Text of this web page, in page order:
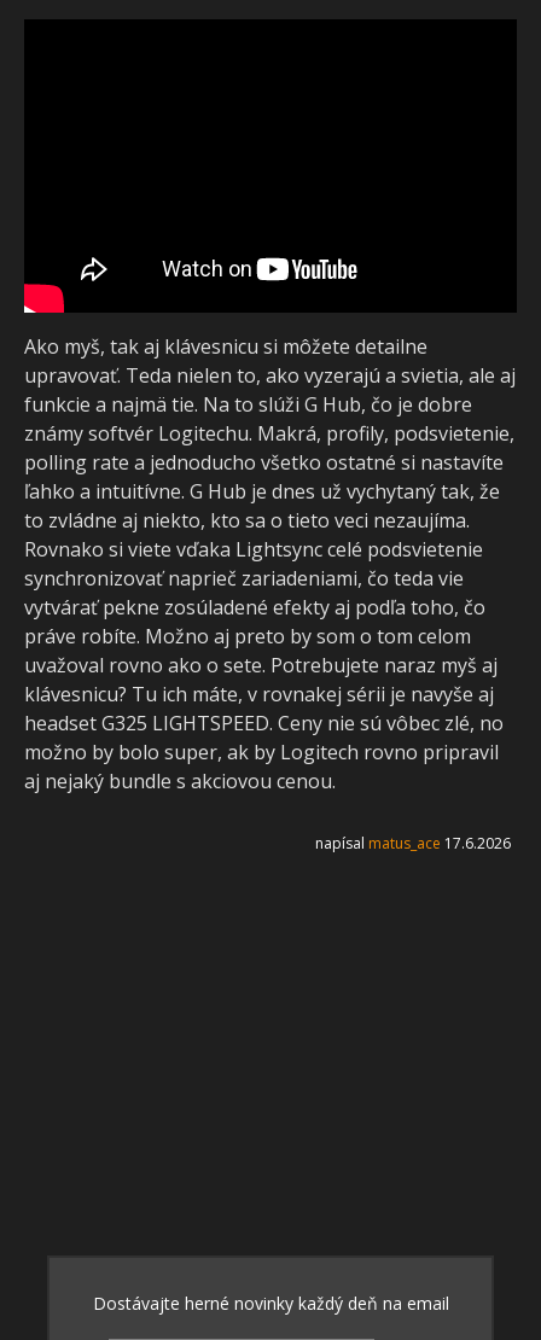
Ako myš, tak aj klávesnicu si môžete detailne
upravovať. Teda nielen to, ako vyzerajú a svietia, ale aj
funkcie a najmä tie. Na to slúži G Hub, čo je dobre
známy softvér Logitechu. Makrá, profily, podsvietenie,
polling rate a jednoducho všetko ostatné si nastavíte
ľahko a intuitívne. G Hub je dnes už vychytaný tak, že
to zvládne aj niekto, kto sa o tieto veci nezaujíma.
Rovnako si viete vďaka Lightsync celé podsvietenie
synchronizovať naprieč zariadeniami, čo teda vie
vytvárať pekne zosúladené efekty aj podľa toho, čo
práve robíte. Možno aj preto by som o tom celom
uvažoval rovno ako o sete. Potrebujete naraz myš aj
klávesnicu? Tu ich máte, v rovnakej sérii je navyše aj
headset G325 LIGHTSPEED. Ceny nie sú vôbec zlé, no
možno by bolo super, ak by Logitech rovno pripravil
aj nejaký bundle s akciovou cenou.
napísal matus_ace 17.6.2026